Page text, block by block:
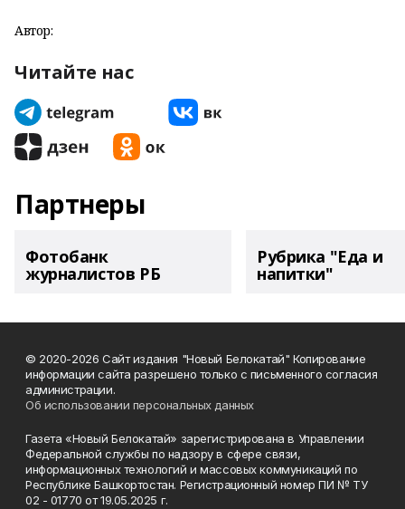
Автор:
Читайте нас
Партнеры
Фотобанк
журналистов РБ
Рубрика "Еда и
напитки"
© 2020-2026 Сайт издания "Новый Белокатай" Копирование
информации сайта разрешено только с письменного согласия
администрации.
Об использовании персональных данных
Газета «Новый Белокатай» зарегистрирована в Управлении
Федеральной службы по надзору в сфере связи,
информационных технологий и массовых коммуникаций по
Республике Башкортостан. Регистрационный номер ПИ № ТУ
02 - 01770 от 19.05.2025 г.